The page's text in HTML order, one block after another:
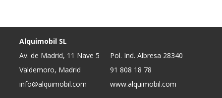
Alquimobil SL
Av. de Madrid, 11 Nave 5
Pol. Ind. Albresa 28340
Valdemoro, Madrid
91 808 18 78
info@alquimobil.com
www.alquimobil.com